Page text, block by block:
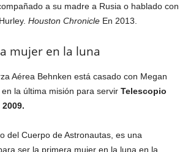
a su madre a Rusia o hablado con
Houston Chronicle En 2013.
mujer en la luna
Aérea Behnken está casado con Megan
la última misión para servir Telescopio
del Cuerpo de Astronautas, es una
ser la primera mujer en la luna en la